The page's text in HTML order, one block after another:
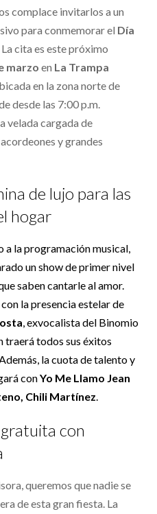
complace invitarlos a un
para conmemorar el Día
La cita es este próximo
marzo en La Trampa
en la zona norte de
desde las 7:00 p.m.
velada cargada de
y grandes
de lujo para las
hogar
a la programación musical,
un show de primer nivel
saben cantarle al amor.
la presencia estelar de
, exvocalista del Binomio
traerá todos sus éxitos
la cuota de talento y
conYo Me Llamo Jean
Chili Martínez
con
queremos que nadie se
de esta gran fiesta. La